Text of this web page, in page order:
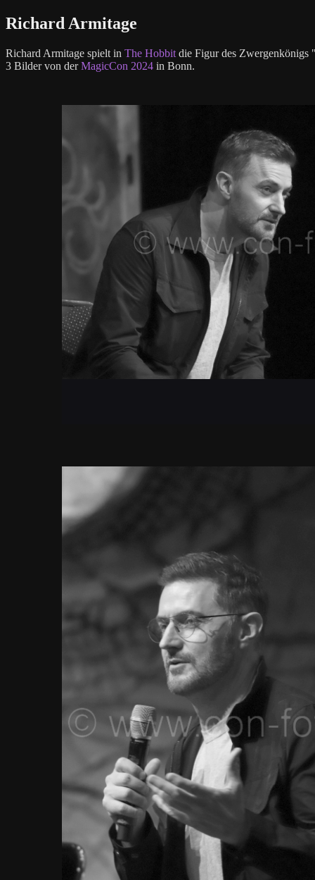
Richard Armitage
Richard Armitage spielt in The Hobbit die Figur des Zwergenkönigs
3 Bilder von derMagicCon 2024 in Bonn.